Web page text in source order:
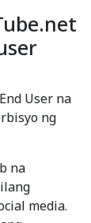
User na
ng
na
media.